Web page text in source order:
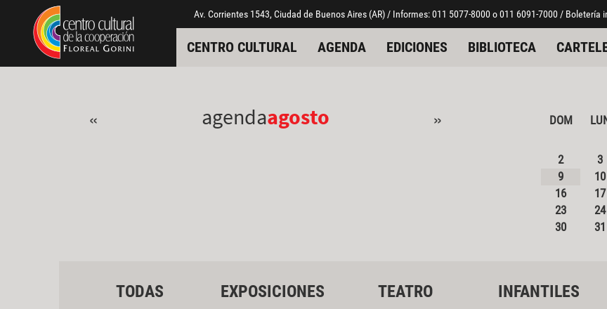
Pasar al contenido principal
Jump to main content Av. Corrientes 1543, Ciudad de Buenos Aires (AR) / Informes: 011 5077-8000 o 011 6091-7000 /
CENTRO CULTURAL AGENDA EDICIONES BIBLIOTECA
« agendaagosto » DOM
2
3
9
10
16
17
23
24
30
31
TODAS EXPOSICIONES TEATRO INFANTILES